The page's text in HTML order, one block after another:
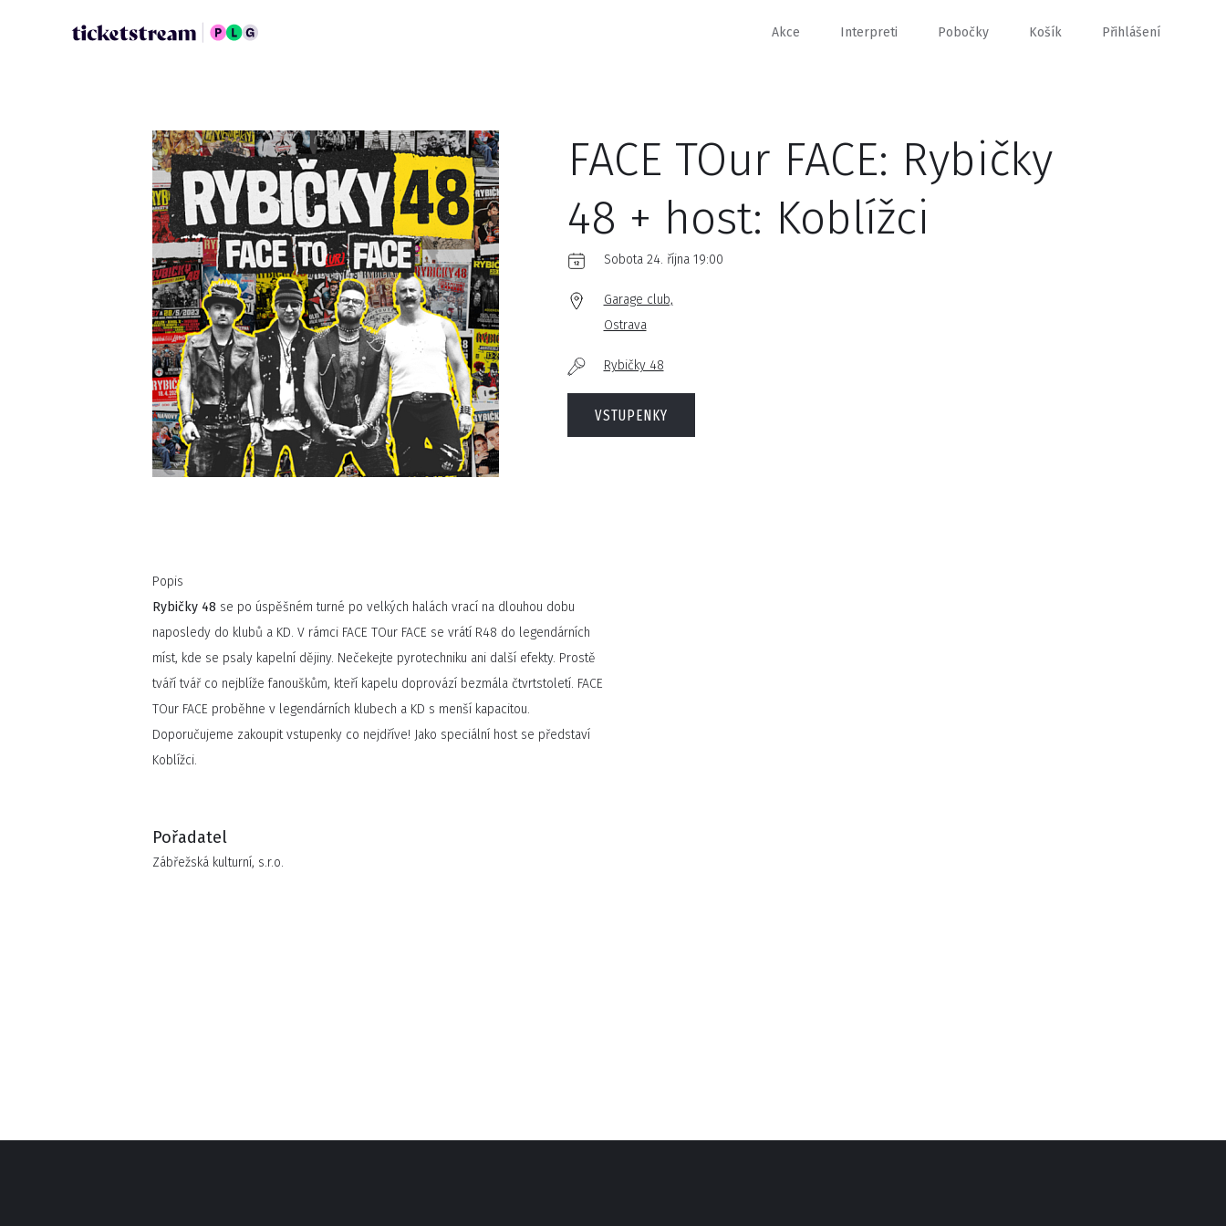
Akce Interpreti Pobočky Košík Přihlášení
FACE TOur FACE: Rybičky
48 + host: Koblížci
Sobota 24. října 19:00
Garage club,
Ostrava
Rybičky 48
VSTUPENKY
Popis
Rybičky 48 se po úspěšném turné po velkých halách vrací na dlouhou dobu
naposledy do klubů a KD. V rámci FACE TOur FACE se vrátí R48 do legendárních
míst, kde se psaly kapelní dějiny. Nečekejte pyrotechniku ani další efekty. Prostě
tváří tvář co nejblíže fanouškům, kteří kapelu doprovází bezmála čtvrtstoletí. FACE
TOur FACE proběhne v legendárních klubech a KD s menší kapacitou.
Doporučujeme zakoupit vstupenky co nejdříve! Jako speciální host se představí
Koblížci.
Pořadatel
Zábřežská kulturní, s.r.o.